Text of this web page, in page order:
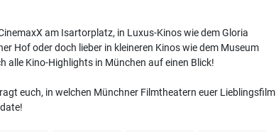
am Isartorplatz, in Luxus-Kinos wie dem Gloria
Hof oder doch lieber in kleineren Kinos wie dem Museum
alle Kino-Highlights in München auf einen Blick!
euch, in welchen Münchner Filmtheatern euer Lieblingsfilm